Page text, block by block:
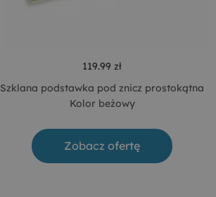
119.99 zł
Szklana podstawka pod znicz prostokątna
Kolor beżowy
Zobacz ofertę